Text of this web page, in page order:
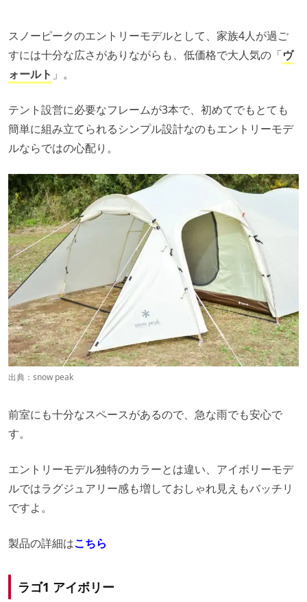
スノーピークのエントリーモデルとして、家族4人が過ご
すには十分な広さがありながらも、低価格で大人気の「ヴ
ォールト 」。
テント設営に必要なフレームが3本で、初めてでもとても
簡単に組み立てられるシンプル設計なのもエントリーモデ
ルならではの心配り。
出典： snow peak
前室にも十分なスペースがあるので、急な雨でも安心で
す。
エントリーモデル独特のカラーとは違い、アイボリーモデ
ルではラグジュアリー感も増しておしゃれ見えもバッチリ
ですよ。
製品の詳細はこちら
ラゴ1 アイボリー